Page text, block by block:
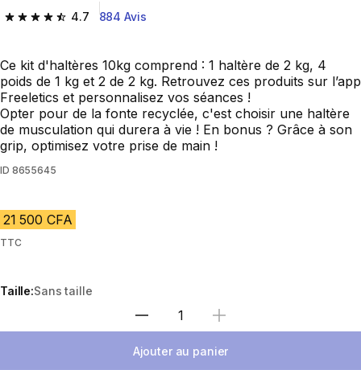
4.7
4.7 out of 5 stars from 884 reviews
884 Avis
Ce kit d'haltères 10kg comprend : 1 haltère de 2 kg, 4
poids de 1 kg et 2 de 2 kg. Retrouvez ces produits sur l’app
Freeletics et personnalisez vos séances !
Opter pour de la fonte recyclée, c'est choisir une haltère
de musculation qui durera à vie ! En bonus ? Grâce à son
grip, optimisez votre prise de main !
ID 8655645
21 500 CFA
TTC
Taille:Sans taille
Choisir une quantité
Ajouter au panier